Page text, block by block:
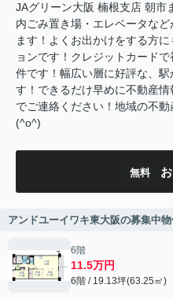
JAグリーン大阪 楠根支店 朝市
内ごみ置き場・エレベータな
ます！よくお出かけをする方
ョンです！クレジットカード
件です！幅広い層に好評な、
す！できるだけ早めに不動産
でご連絡ください！地域の不
(^o^)
無料
アンドユーイワキ東大阪の募集中
6階
11.5万円
6階 / 19.13坪(63.25㎡)